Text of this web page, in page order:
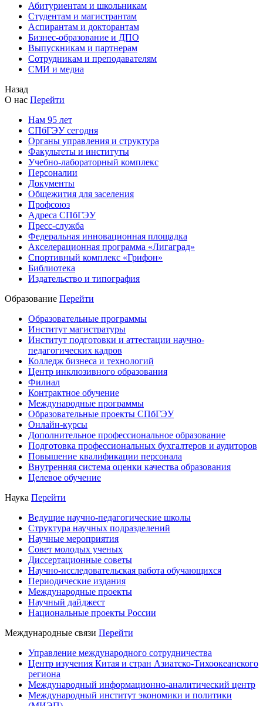
Абитуриентам и школьникам
Студентам и магистрантам
Аспирантам и докторантам
Бизнес-образование и ДПО
Выпускникам и партнерам
Сотрудникам и преподавателям
СМИ и медиа
Назад
О нас Перейти
Нам 95 лет
СПбГЭУ сегодня
Органы управления и структура
Факультеты и институты
Учебно-лабораторный комплекс
Персоналии
Документы
Общежития для заселения
Профсоюз
Адреса СПбГЭУ
Пресс-служба
Федеральная инновационная площадка
Акселерационная программа «Лигаград»­­
Спортивный комплекс «Грифон»
Библиотека
Издательство и типография
Образование Перейти
Образовательные программы
Институт магистратуры
Институт подготовки и аттестации научно-
педагогических кадров
Колледж бизнеса и технологий
Центр инклюзивного образования
Филиал
Контрактное обучение
Международные программы
Образовательные проекты СПбГЭУ
Онлайн-курсы
Дополнительное профессиональное образование
Подготовка профессиональных бухгалтеров и аудиторов
Повышение квалификации персонала
Внутренняя система оценки качества образования
Целевое обучение
Наука Перейти
Ведущие научно-педагогические школы
Структура научных подразделений
Научные мероприятия
Совет молодых ученых
Диссертационные советы
Научно-исследовательская работа обучающихся
Периодические издания
Международные проекты
Научный дайджест
Национальные проекты России
Международные связи Перейти
Управление международного сотрудничества
Центр изучения Китая и стран Азиатско-Тихоокеанского
региона
Международный информационно-аналитический центр
Международный институт экономики и политики